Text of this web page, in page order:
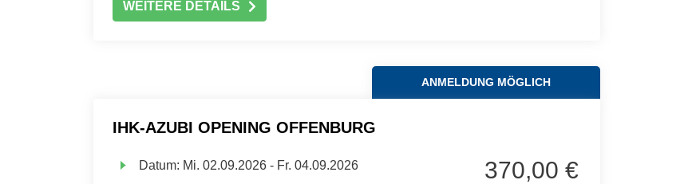
WEITERE DETAILS
ANMELDUNG MÖGLICH
IHK-AZUBI OPENING OFFENBURG
Datum: Mi. 02.09.2026 - Fr. 04.09.2026 370,00 €